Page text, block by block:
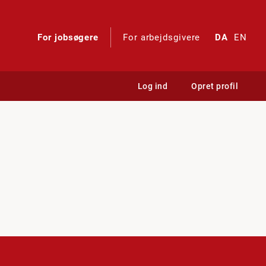
For jobsøgere For arbejdsgivere DA EN
Log ind Opret profil